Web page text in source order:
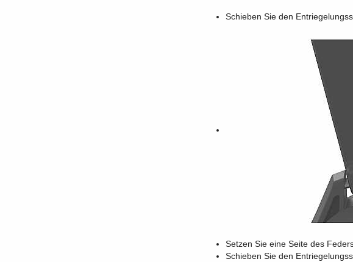
Schieben Sie den
Setzen Sie eine Seite des
Schieben Sie den